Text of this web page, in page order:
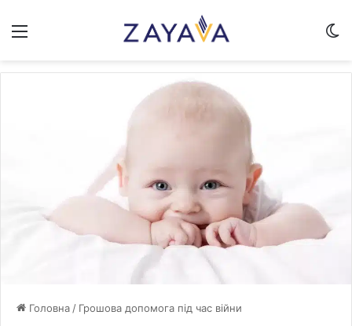
Меню
Головна / Грошова допомога під час війни